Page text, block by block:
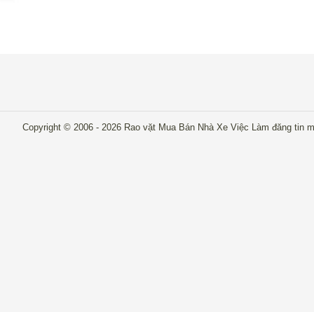
Copyright © 2006 - 2026 Rao vặt Mua Bán Nhà Xe Việc Làm đăng tin